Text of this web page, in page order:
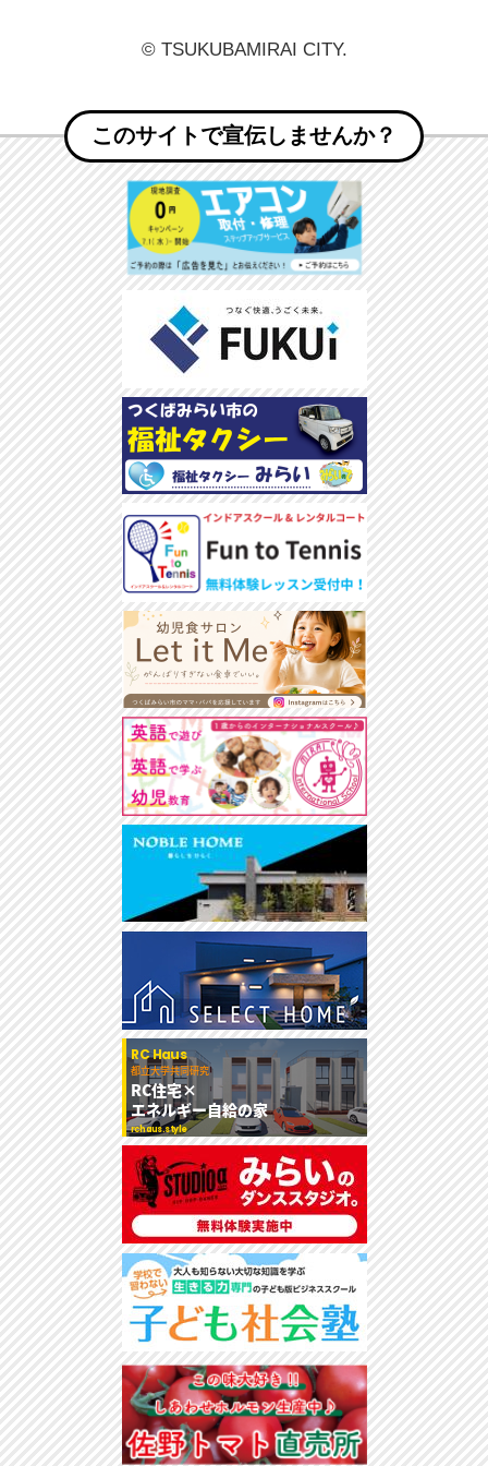
© TSUKUBAMIRAI CITY.
このサイトで宣伝しませんか？